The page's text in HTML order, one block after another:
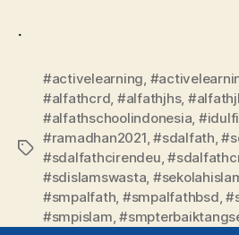
.
#activelearning,
#alfathcrd, #alfathjhs,
#alfathschoolindonesia,
#ramadhan2021,#sdalfath,
#sdalfathcirendeu,
#sdislamswasta,
#smpalfath, #smpalfathbsd,
#smpislam,